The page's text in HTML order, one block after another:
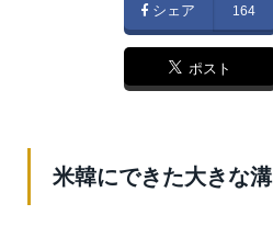
シェア 164
ポスト
米韓にできた大きな溝